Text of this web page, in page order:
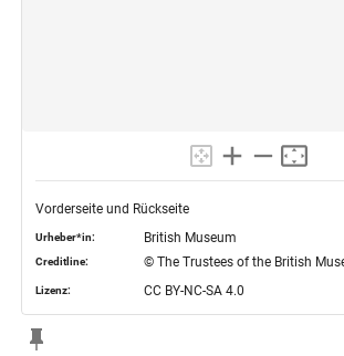
Vorderseite und Rückseite
Urheber*in: British Museum
Creditline: © The Trustees of the British
Lizenz: CC BY-NC-SA 4.0